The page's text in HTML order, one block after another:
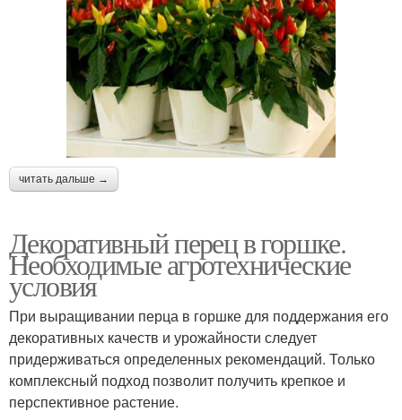
читать дальше →
Декоративный перец в горшке.
Необходимые агротехнические
условия
При выращивании перца в горшке для поддержания его
декоративных качеств и урожайности следует
придерживаться определенных рекомендаций. Только
комплексный подход позволит получить крепкое и
перспективное растение.